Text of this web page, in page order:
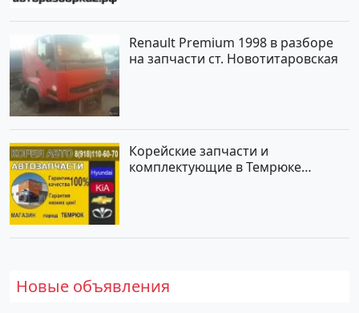
Renault Premium 1998 в разборе
на запчасти ст. Новотитаровская
Корейские запчасти и
комплектующие в Темрюке
Новые объявления